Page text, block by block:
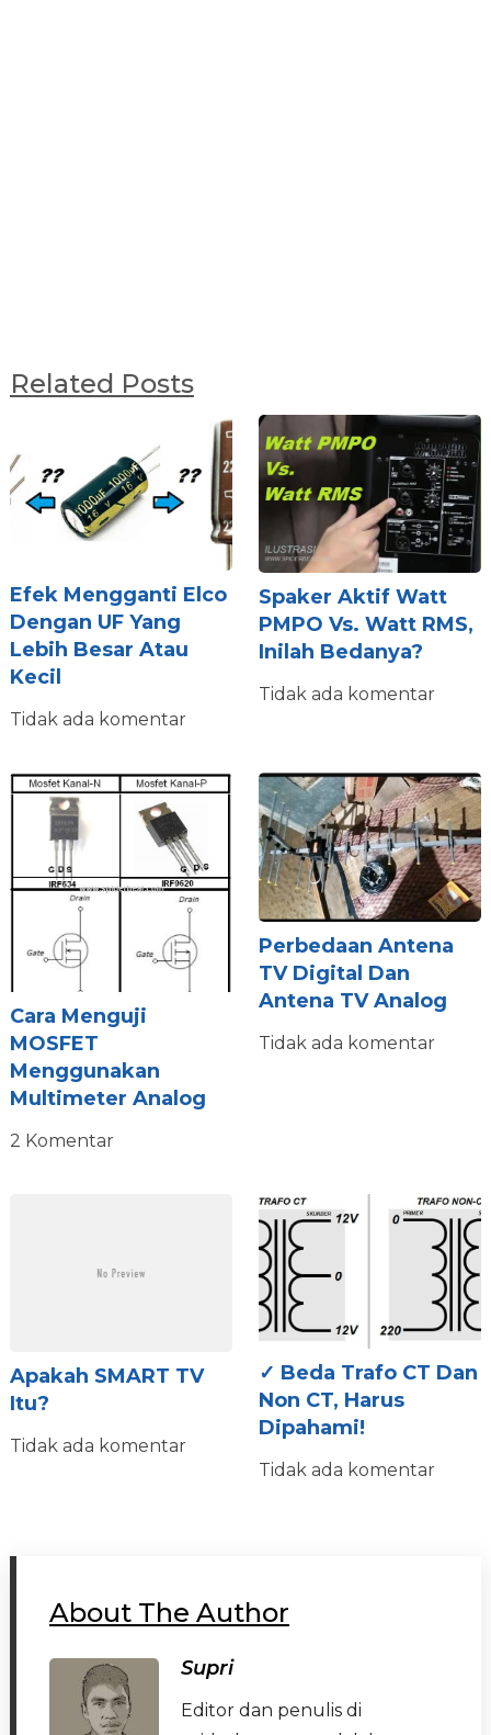
Related Posts
Efek Mengganti Elco
Dengan UF Yang
Lebih Besar Atau
Kecil
Tidak ada komentar
Spaker Aktif Watt
PMPO Vs. Watt RMS,
Inilah Bedanya?
Tidak ada komentar
Cara Menguji
MOSFET
Menggunakan
Multimeter Analog
2 Komentar
Perbedaan Antena
TV Digital Dan
Antena TV Analog
Tidak ada komentar
Apakah SMART TV
Itu?
Tidak ada komentar
✓ Beda Trafo CT Dan
Non CT, Harus
Dipahami!
Tidak ada komentar
About The Author
Supri
Editor dan penulis di